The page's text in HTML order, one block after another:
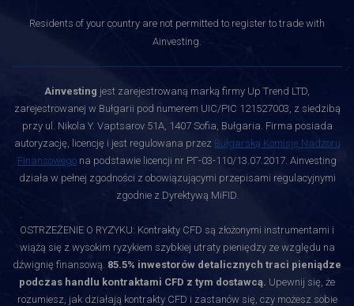
Residents of your country are not permitted to register to trade with
Ainvesting.
Ainvesting jest zarejestrowaną marką firmy Up Trend LTD,
zarejestrowanej w Bułgarii pod numerem UIC/PIC 121527003, z siedzibą
przy ul. Nikola Y. Vaptsarov 51A, 1407 Sofia, Bułgaria. Firma posiada
autoryzację, licencję i jest regulowana przez Bułgarską Komisję Nadzoru
Finansowego na podstawie licencji nr РГ-03-110/13.07.2017. Ainvesting
działa w pełnej zgodności z obowiązującymi przepisami regulacyjnymi
zgodnie z Dyrektywą MiFID.
OSTRZEŻENIE O RYZYKU: Kontrakty CFD są złożonymi instrumentami i
wiążą się z wysokim ryzykiem szybkiej utraty pieniędzy ze względu na
dźwignię finansową. 85.5% inwestorów detalicznych traci pieniądze
podczas handlu kontraktami CFD z tym dostawcą. Upewnij się, że
rozumiesz, jak działają kontrakty CFD i zastanów się, czy możesz sobie